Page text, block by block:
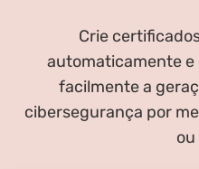
Crie
automaticamente
facilmente a
cibersegurança por
ou